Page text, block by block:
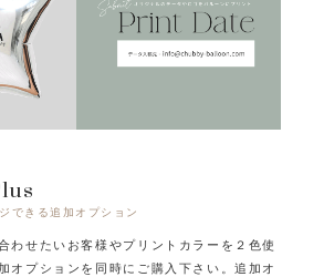
できる追加オプション
わせたいお客様やプリントカラーを２色使
オプションを同時にご購入下さい。追加オ